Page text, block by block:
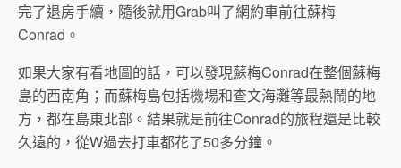
完了退房手續，隨後就用Grab叫了網約車前往蘇梅
Conrad。
如果大家有看地圖的話，可以發現蘇梅Conrad在整個蘇梅
島的西南角；而蘇梅島包括機場和查文海灘等最熱鬧的地
方，都在島東北部。結果就是前往Conrad的旅程還是比較
久遠的，從W過去打車都花了50多分鐘。